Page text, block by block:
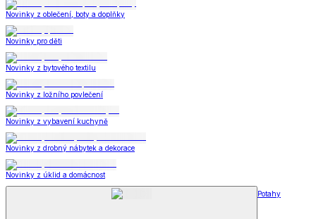
Novinky z oblečení, boty a doplňky
Novinky pro děti
Novinky z bytového textilu
Novinky z ložního povlečení
Novinky z vybavení kuchyně
Novinky z drobný nábytek a dekorace
Novinky z úklid a domácnost
Potahy